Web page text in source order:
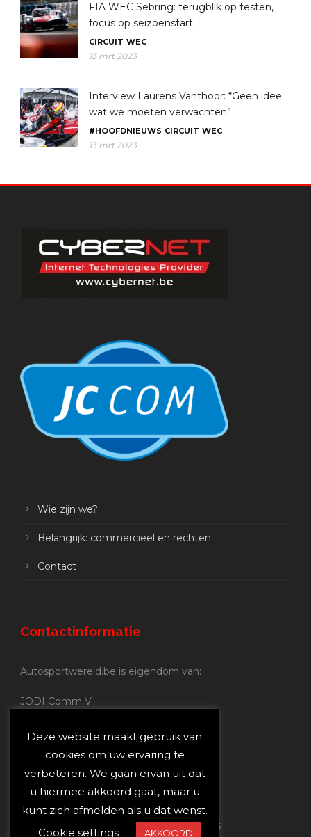
FIA WEC Sebring: terugblik op testen,
focus op seizoenstart
CIRCUIT WEC
13 mrt 2023
Interview Laurens Vanthoor: “Geen idee
wat we moeten verwachten”
#HOOFDNIEUWS CIRCUIT WEC
13 mrt 2023
Wie zijn we?
Belangrijk: commercieel en rechten
Contact
Contactinformatie
Autosportwereld.be is eigendom van:
JODI Comm V.
Nijverheidsstraat 70
2160 Wommelgem
Autosportwereld.be:
Redactie:joost@autosportwereld.be
Verantwoordelijke uitgever: Joost Custers
Deze website maakt gebruik van
cookies om uw ervaring te
verbeteren. We gaan ervan uit dat
u hiermee akkoord gaat, maar u
kunt zich afmelden als u dat wenst.
Cookie settings
AKKOORD